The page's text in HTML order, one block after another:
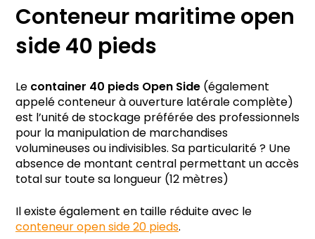
Conteneur maritime open
side 40 pieds
Lecontainer 40 pieds Open Side(également
appelé conteneur à ouverture latérale complète)
est l’unité de stockage préférée des professionnels
pour la manipulation de marchandises
volumineuses ou indivisibles. Sa particularité ? Une
absence de montant central permettant un accès
total sur toute sa longueur (12 mètres)
Il existe également en taille réduite avec le
conteneur open side 20 pieds.